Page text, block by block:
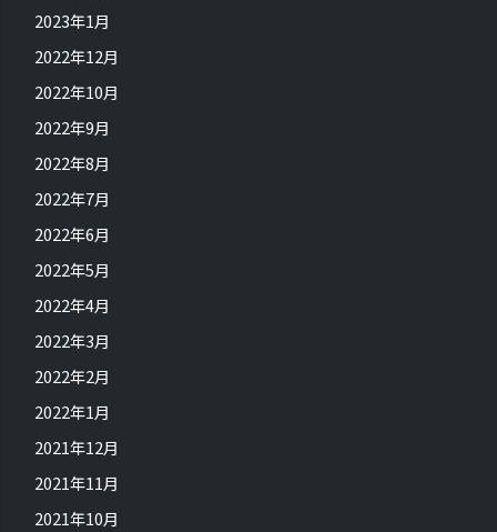
2023年1月
2022年12月
2022年10月
2022年9月
2022年8月
2022年7月
2022年6月
2022年5月
2022年4月
2022年3月
2022年2月
2022年1月
2021年12月
2021年11月
2021年10月